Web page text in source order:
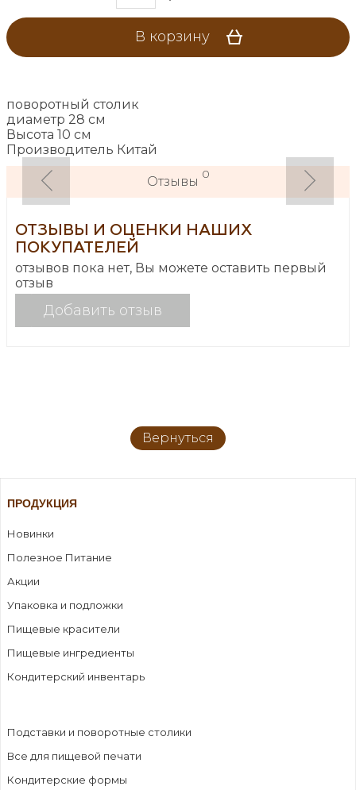
В корзину
поворотный столик
диаметр 28 см
Высота 10 см
Производитель Китай
Отзывы 0
ОТЗЫВЫ И ОЦЕНКИ НАШИХ
ПОКУПАТЕЛЕЙ
отзывов пока нет, Вы можете оставить первый
отзыв
Добавить отзыв
Вернуться
ПРОДУКЦИЯ
Новинки
Полезное Питание
Акции
Упаковка и подложки
Пищевые красители
Пищевые ингредиенты
Кондитерский инвентарь
Подставки и поворотные столики
Все для пищевой печати
Кондитерские формы